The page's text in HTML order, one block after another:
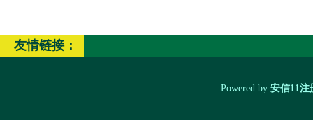
友情链接：
Powered by 安信11注